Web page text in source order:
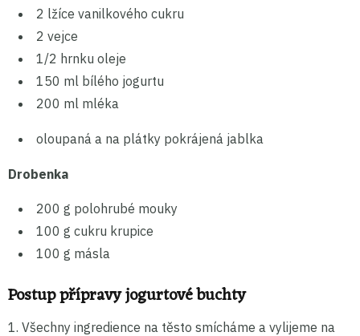
2 lžíce vanilkového cukru
2 vejce
1/2 hrnku oleje
150 ml bílého jogurtu
200 ml mléka
oloupaná a na plátky pokrájená jablka
Drobenka
200 g polohrubé mouky
100 g cukru krupice
100 g másla
Postup přípravy jogurtové buchty
1. Všechny ingredience na těsto smícháme a vylijeme na